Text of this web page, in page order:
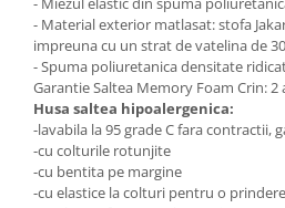
- Material exterior matlasat: stofa
impreuna cu un strat de vatelina de
- Spuma poliuretanica densitate
Garantie Saltea Memory Foam Crin: 2
Husa saltea hipoalergenica:
-lavabila la 95 grade C fara contractii,
-cu colturile rotunjite
-cu bentita pe margine
-cu elastice la colturi pentru o